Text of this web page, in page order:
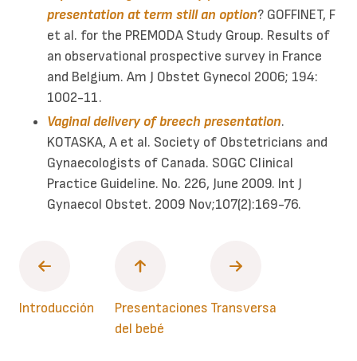
presentation at term still an option? GOFFINET, F
et al. for the PREMODA Study Group. Results of
an observational prospective survey in France
and Belgium. Am J Obstet Gynecol 2006; 194:
1002-11.
Vaginal delivery of breech presentation.
KOTASKA, A et al. Society of Obstetricians and
Gynaecologists of Canada. SOGC Clinical
Practice Guideline. No. 226, June 2009. Int J
Gynaecol Obstet. 2009 Nov;107(2):169-76.
Introducción
Presentaciones
del bebé
Transversa